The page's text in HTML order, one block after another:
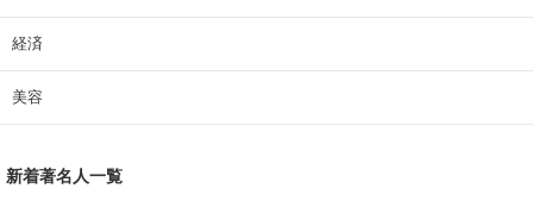
経済
美容
新着著名人一覧